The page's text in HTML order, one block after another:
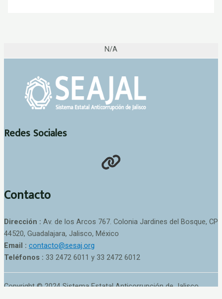
N/A
Redes Sociales
Contacto
Dirección : Av. de los Arcos 767. Colonia Jardines del Bosque, CP
44520, Guadalajara, Jalisco, México
Email : contacto@sesaj.org
Teléfonos : 33 2472 6011 y 33 2472 6012
Copyright © 2024 Sistema Estatal Anticorrupción de Jalisco